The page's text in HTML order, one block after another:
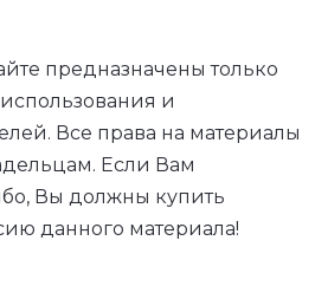
предназначены только
и
Все права на материалы
Если Вам
Вы должны купить
данного материала!